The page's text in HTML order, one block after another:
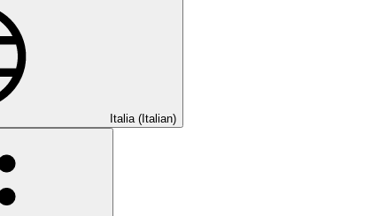
Italia (Italian)